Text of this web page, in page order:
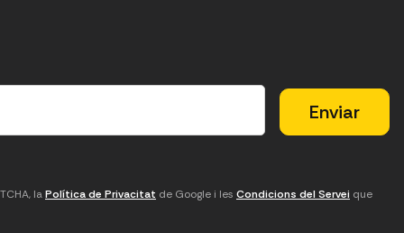
laPolítica de Privacitat de Google i les Condicions del Servei que